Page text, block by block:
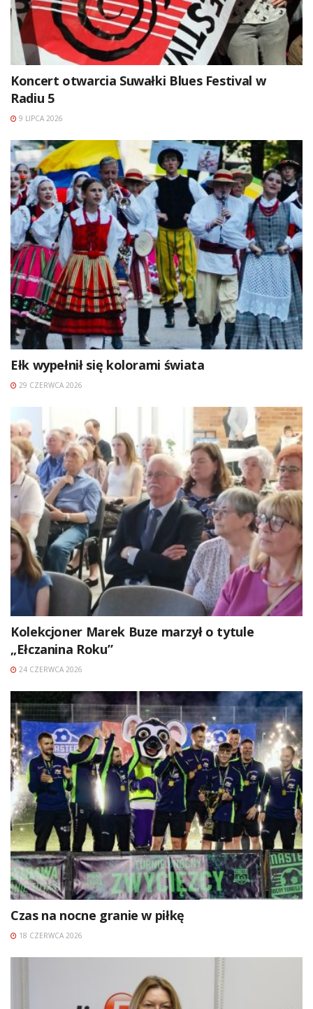
Koncert otwarcia Suwałki Blues Festival w
Radiu 5
9 LIPCA 2026
Ełk wypełnił się kolorami świata
29 CZERWCA 2026
Kolekcjoner Marek Buze marzył o tytule
„Ełczanina Roku”
24 CZERWCA 2026
Czas na nocne granie w piłkę
18 CZERWCA 2026